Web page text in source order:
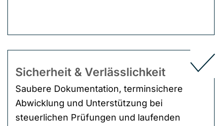
Sicherheit & Verlässlichkeit
Saubere Dokumentation, terminsichere
Abwicklung und Unterstützung bei
steuerlichen Prüfungen und laufenden